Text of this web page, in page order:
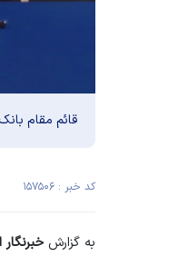
قائم مقام
کد خبر : ۱۵۷۵۰۶
به گزارش